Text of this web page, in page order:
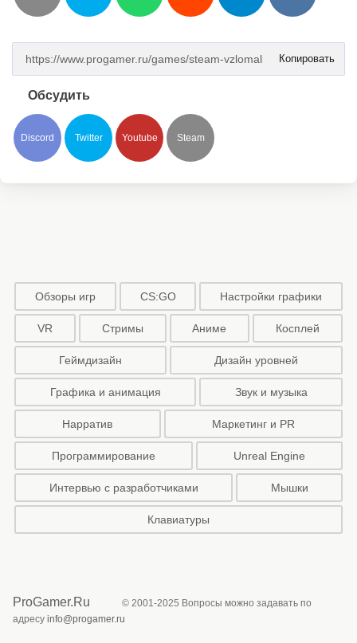
Копировать
Обсудить
Discord Twitter Youtube Steam
Обзоры игр CS:GO Настройки графики
VR Стримы Аниме Косплей
Геймдизайн Дизайн уровней
Графика и анимация Звук и музыка
Нарратив Маркетинг и PR
Программирование Unreal Engine
Интервью с разработчиками Мышки
Клавиатуры
ProGamer.Ru
© 2001-2025 Вопросы можно задавать по
адресу info@progamer.ru